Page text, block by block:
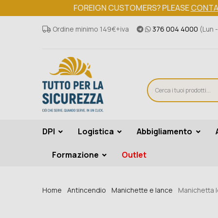
FOREIGN CUSTOMERS? PLEASE
Ordine minimo 149€+iva 376 004 4000 (Lun
DPI Logistica Abbigliamento
Formazione Outlet
Home Antincendio Manichette e lance Manichetta